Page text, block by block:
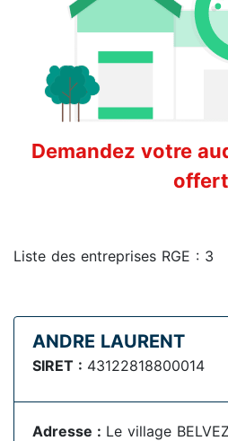
Demandez votre
offert
Liste des entreprises RGE : 3
ANDRE LAURENT
SIRET : 43122818800014
Adresse : Le village